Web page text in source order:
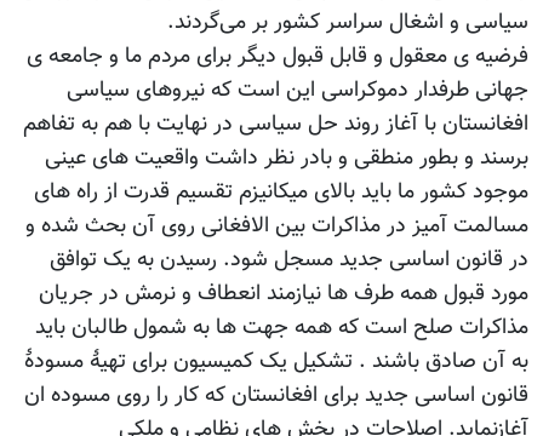
سیاسی و اشغال سراسر کشور بر می‌گردند.
فرضیه ی معقول و قابل قبول دیگر برای مردم ما و جامعه ی
جهانی طرفدار دموکراسی این است که نیروهای سیاسی
افغانستان با آغاز روند حل سیاسی در نهایت با هم به تفاهم
برسند و بطور منطقی و بادر نظر داشت واقعیت های عینی
موجود کشور ما باید بالای میکانیزم تقسیم قدرت از راه های
مسالمت آمیز در مذاکرات بین الافغانی روی آن بحث شده و
در قانون اساسی جدید مسجل شود. رسیدن به یک توافق
مورد قبول همه طرف ها نیازمند انعطاف و نرمش در جریان
مذاکرات صلح است که همه جهت ها به شمول طالبان باید
به آن صادق باشند . تشکیل یک کمیسیون برای تهیۀ مسودۀ
قانون اساسی جدید برای افغانستان که کار را روی مسوده ان
آغازنماید. اصلاحات در بخش های نظامی و ملکی